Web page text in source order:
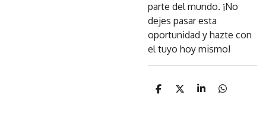
parte del mundo. ¡No
dejes pasar esta
oportunidad y hazte con
el tuyo hoy mismo!
C
C
C
C